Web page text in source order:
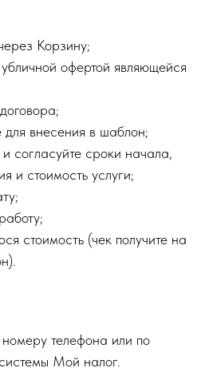
Корзину;
офертой являющейся
для внесения в шаблон;
и согласуйте сроки начала,
и стоимость услуги;
стоимость (чек получите на
телефона или по
Мой налог.